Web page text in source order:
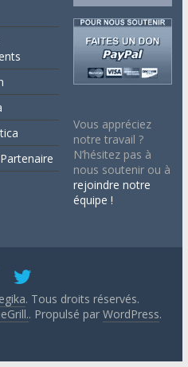
Vous appréciez
notre travail ?
N’hésitez pas à
nous soutenir ou à
rejoindre notre
équipe !
. Tous droits réservés.
. Propulsé parWordPress.